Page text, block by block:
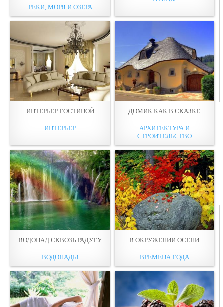
РЕКИ, МОРЯ И ОЗЕРА
ИНТЕРЬЕР ГОСТИНОЙ
ИНТЕРЬЕР
ДОМИК КАК В СКАЗКЕ
АРХИТЕКТУРА И
СТРОИТЕЛЬСТВО
ВОДОПАД СКВОЗЬ РАДУГУ
ВОДОПАДЫ
В ОКРУЖЕНИИ ОСЕНИ
ВРЕМЕНА ГОДА